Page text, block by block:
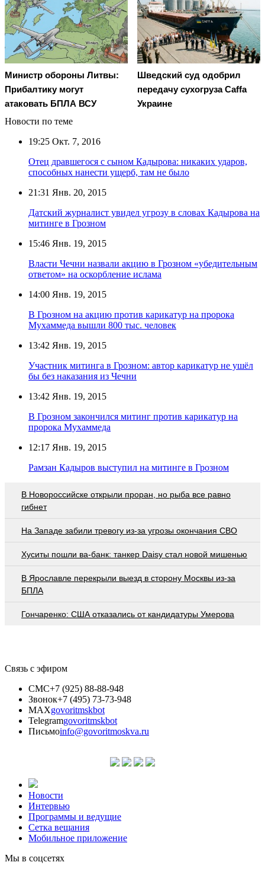
Министр обороны Литвы:
Прибалтику могут
атаковать БПЛА ВСУ
Шведский суд одобрил
передачу сухогруза Caffa
Украине
Новости по теме
19:25 Окт. 7, 2016
Отец дравшегося с сыном Кадырова: никаких ударов,
способных нанести ущерб, там не было
21:31 Янв. 20, 2015
Датский журналист увидел угрозу в словах Кадырова на
митинге в Грозном
15:46 Янв. 19, 2015
Власти Чечни назвали акцию в Грозном «убедительным
ответом» на оскорбление ислама
14:00 Янв. 19, 2015
В Грозном на акцию против карикатур на пророка
Мухаммеда вышли 800 тыс. человек
13:42 Янв. 19, 2015
Участник митинга в Грозном: автор карикатур не ушёл
бы без наказания из Чечни
13:42 Янв. 19, 2015
В Грозном закончился митинг против карикатур на
пророка Мухаммеда
12:17 Янв. 19, 2015
Рамзан Кадыров выступил на митинге в Грозном
В Новороссийске открыли проран, но рыба все равно
гибнет
На Западе забили тревогу из-за угрозы окончания СВО
Хуситы пошли ва-банк: танкер Daisy стал новой мишенью
В Ярославле перекрыли выезд в сторону Москвы из-за
БПЛА
Гончаренко: США отказались от кандидатуры Умерова
Связь с эфиром
СМС+7 (925) 88-88-948
Звонок+7 (495) 73-73-948
MAXgovoritmskbot
Telegramgovoritmskbot
Письмоinfo@govoritmoskva.ru
Новости
Интервью
Программы и ведущие
Сетка вещания
Мобильное приложение
Мы в соцсетях